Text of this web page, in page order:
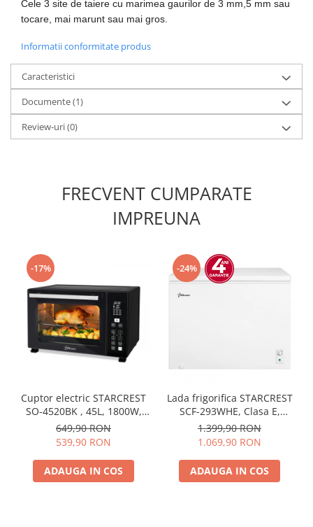
Cele 3 site de taiere cu marimea gaurilor de 3 mm,5 mm sau 7
tocare, mai marunt sau mai gros.
Informatii conformitate produs
Caracteristici
Documente (1)
Review-uri(0)
FRECVENT CUMPARATE
IMPREUNA
-17%
Cuptor electric STARCREST
SO-4520BK , 45L, 1800W,
Rotisor, Convectie, 12
Programe predefinite,
Interfata digitala, Negru
649,90 RON
539,90 RON
ADAUGA IN COS
-24%
Lada frigorifica STARCREST
SCF-293WHE, Clasa E,
Capacitate 293L, Sistem
convertibil - functie frigider,
Termostat reglabil, Alb
1.399,90 RON
1.069,90 RON
ADAUGA IN COS